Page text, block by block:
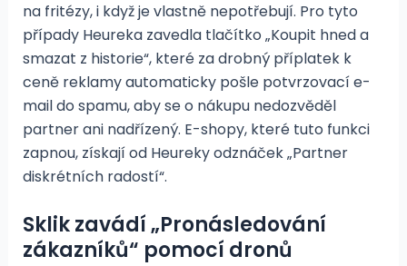
na fritézy, i když je vlastně nepotřebují. Pro tyto
případy Heureka zavedla tlačítko „Koupit hned a
smazat z historie“, které za drobný příplatek k
ceně reklamy automaticky pošle potvrzovací e-
mail do spamu, aby se o nákupu nedozvěděl
partner ani nadřízený. E-shopy, které tuto funkci
zapnou, získají od Heureky odznáček „Partner
diskrétních radostí“.
Sklik zavádí „Pronásledování
zákazníků“ pomocí dronů